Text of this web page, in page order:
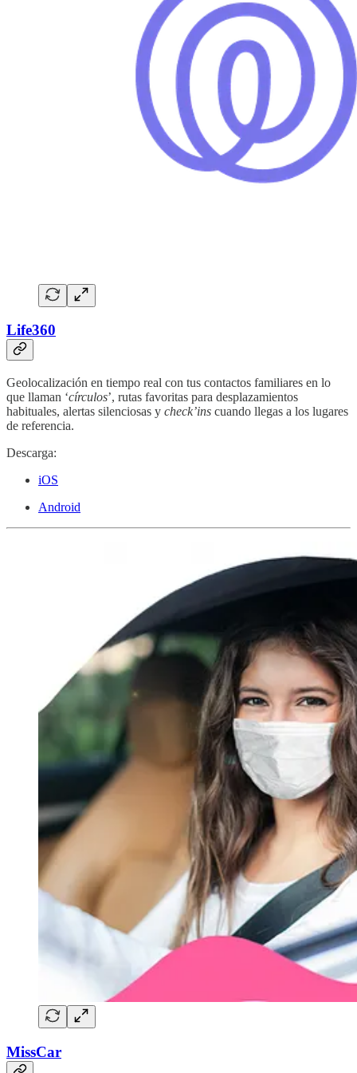
Life360
Geolocalización en tiempo real con tus contactos familiares en lo
que llaman ‘círculos’, rutas favoritas para desplazamientos
habituales, alertas silenciosas y check’ins cuando llegas a los lugares
de referencia.
Descarga:
iOS
Android
MissCar